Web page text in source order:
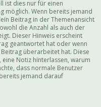
ist dies nur für einen
möglich. Wenn bereits jemand
Beitrag in der Themenansicht
die Anzahl als auch der
Dieser Hinweis erscheint
geantwortet hat oder wenn
überarbeitet hat. Diese
Notiz hinterlassen, warum
dass normale Benutzer
jemand darauf